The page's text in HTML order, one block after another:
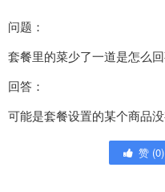
问题：
套餐里的菜少了一道是怎么回
回答：
可能是套餐设置的某个商品没
赞 (0)